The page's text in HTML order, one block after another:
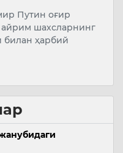
Путин оғир
айрим шахсларнинг
билан ҳарбий